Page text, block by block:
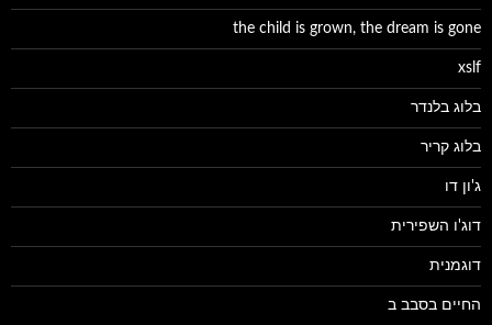
the child is grown, the dream is gone
xslf
בלוג בלנדר
בלוג קריר
ג'ון דו
דוג'ו השפירית
דוגמנית
החיים בסבב ב